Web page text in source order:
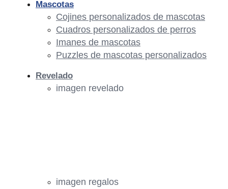
imagen regalos
Mascotas
Cojines personalizados de mascotas
Cuadros personalizados de perros
Imanes de mascotas
Puzzles de mascotas personalizados
Revelado
imagen revelado